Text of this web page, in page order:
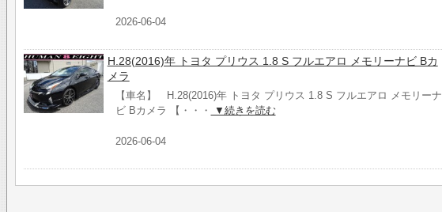
2026-06-04
H.28(2016)年 トヨタ プリウス 1.8 S フルエアロ メモリーナビ Bカ
メラ
【車名】 H.28(2016)年 トヨタ プリウス 1.8 S フルエアロ メモリーナ
ビ Bカメラ 【・・・
▼続きを読む
2026-06-04